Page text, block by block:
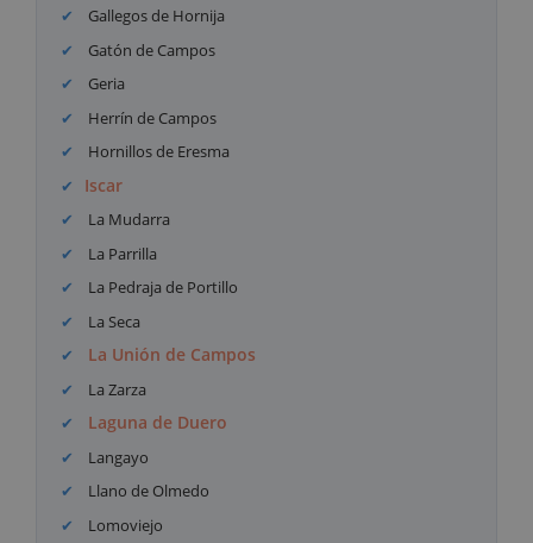
Gallegos de Hornija
Gatón de Campos
Geria
Herrín de Campos
Hornillos de Eresma
Iscar
La Mudarra
La Parrilla
La Pedraja de Portillo
La Seca
La Unión de Campos
La Zarza
Laguna de Duero
Langayo
Llano de Olmedo
Lomoviejo